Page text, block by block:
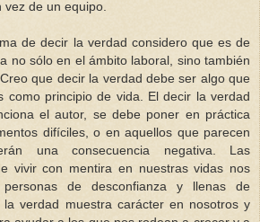
vez de un equipo.
de decir la verdad considero que es de
no sólo en el ámbito laboral, sino también
que decir la verdad debe ser algo que
como principio de vida. El decir la verdad
el autor, se debe poner en práctica
difíciles, o en aquellos que parecen
una consecuencia negativa. Las
vivir con mentira en nuestras vidas nos
de desconfianza y llenas de
la verdad muestra carácter en nosotros y